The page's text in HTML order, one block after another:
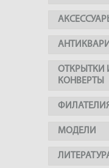
ОТКРЫТКИ
КОНВЕРТЫ
МОДЕЛИ